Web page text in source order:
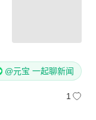
@元宝 一起聊新闻
1